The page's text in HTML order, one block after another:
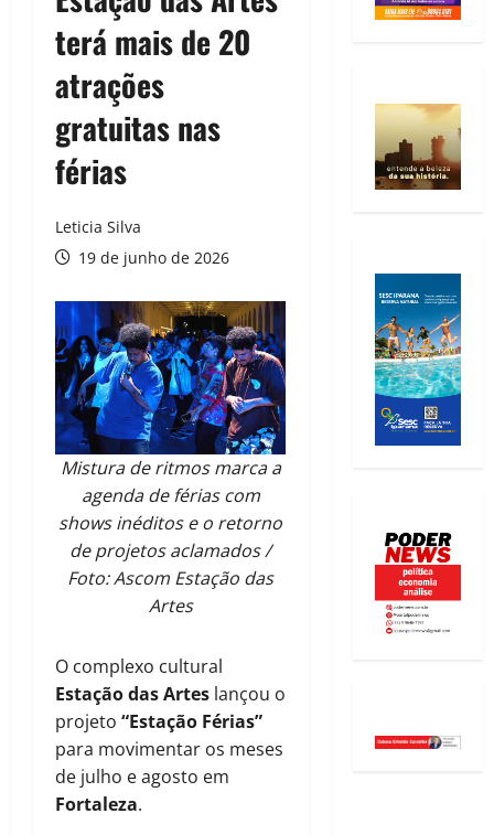
terá mais de 20
atrações
gratuitas nas
férias
Leticia Silva
19 de junho de 2026
Mistura de ritmos marca a
agenda de férias com
shows inéditos e o retorno
de projetos aclamados /
Foto: Ascom Estação das
Artes
O complexo cultural
Estação das Artes lançou o
projeto “Estação Férias”
para movimentar os meses
de julho e agosto em
Fortaleza.